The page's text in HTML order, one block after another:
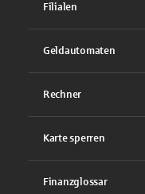
Filialen
Geldautomaten
Rechner
Karte sperren
Finanzglossar